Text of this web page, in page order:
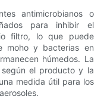
antimicrobianos o
para inhibir el
filtro, lo que puede
moho y bacterias en
húmedos. La
el producto y la
medida útil para los